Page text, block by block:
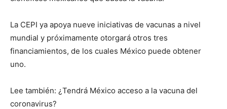
La CEPI ya apoya nueve iniciativas de vacunas a nivel
mundial y próximamente otorgará otros tres
financiamientos, de los cuales México puede obtener
uno.
Lee también: ¿Tendrá México acceso a la vacuna del
coronavirus?